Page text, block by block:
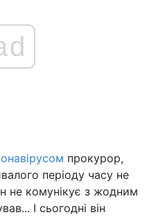
прокурор,
періоду часу не
не комунікує з жодним
І сьогодні він